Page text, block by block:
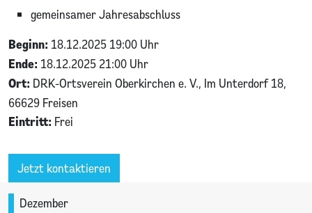
gemeinsamer Jahresabschluss
Beginn: 18.12.2025 19:00 Uhr
Ende: 18.12.2025 21:00 Uhr
Ort: DRK-Ortsverein Oberkirchen e. V., Im Unterdorf 18,
66629 Freisen
Eintritt: Frei
Jetzt kontaktieren
Dezember